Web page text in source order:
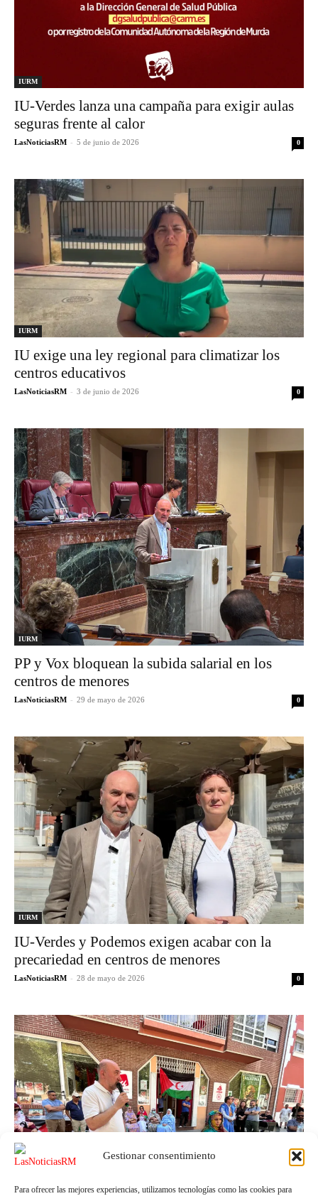
Gestionar consentimiento
Para ofrecer las mejores experiencias, utilizamos tecnologías como las cookies para
IURM
IU-Verdes lanza una campaña para exigir aulas
seguras frente al calor
LasNoticiasRM - 5 de junio de 2026 0
IURM
IU exige una ley regional para climatizar los
centros educativos
LasNoticiasRM - 3 de junio de 2026 0
IURM
PP y Vox bloquean la subida salarial en los
centros de menores
LasNoticiasRM - 29 de mayo de 2026 0
IURM
IU-Verdes y Podemos exigen acabar con la
precariedad en centros de menores
LasNoticiasRM - 28 de mayo de 2026 0